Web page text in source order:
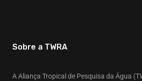
Sobre a TWRA
A Aliança Tropical de Pesquisa da Água